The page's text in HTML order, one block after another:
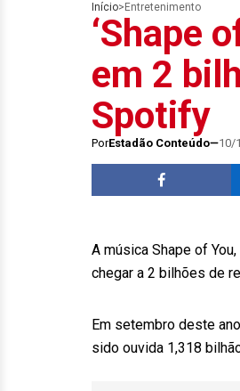
Início> Entretenimento
‘Shape
em 2
Spotify
PorEstadão Conteúdo 10/
A música Shape of
chegar a 2 bilhões de
Em setembro deste
sido ouvida 1,318